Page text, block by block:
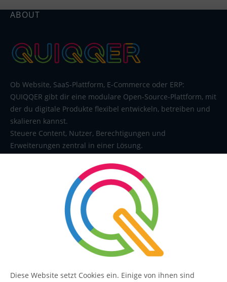
ABOUT
Ob Website, SaaS-Plattform, E-Commerce oder ERP:
QUIQQER gibt dir eine modulare Open-Source-Plattform, mit
der du digitale Produkte flexibel entwickeln, betreiben und
skalieren kannst.
Steuere Content, Nutzer, Berechtigungen und
Erweiterungen zentral in einer Lösung.
Diese Website setzt Cookies ein. Einige von ihnen sind